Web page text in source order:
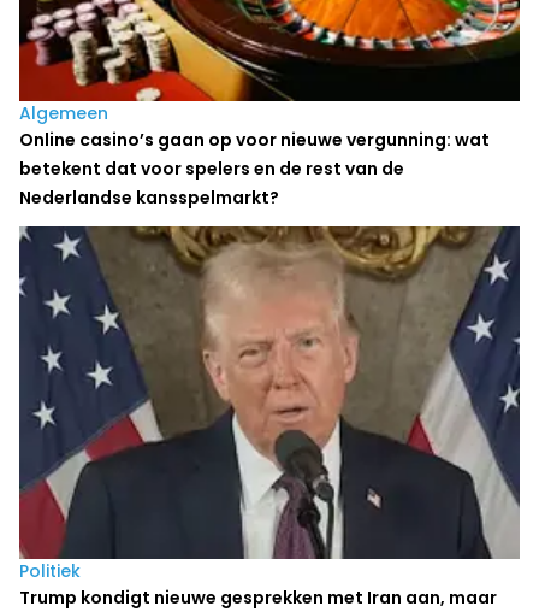
Algemeen
Online casino’s gaan op voor nieuwe vergunning: wat
betekent dat voor spelers en de rest van de
Nederlandse kansspelmarkt?
Politiek
Trump kondigt nieuwe gesprekken met Iran aan, maar